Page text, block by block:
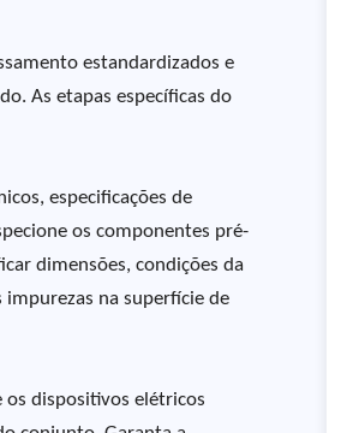
estandardizados e
As etapas específicas do
especificações de
os componentes pré-
dimensões, condições da
na superfície de
dispositivos elétricos